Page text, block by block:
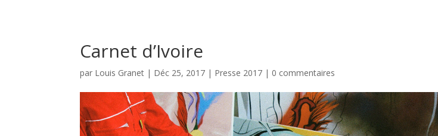
Carnet d’Ivoire
par Louis Granet | Déc 25, 2017 | Presse 2017 | 0 commentaires